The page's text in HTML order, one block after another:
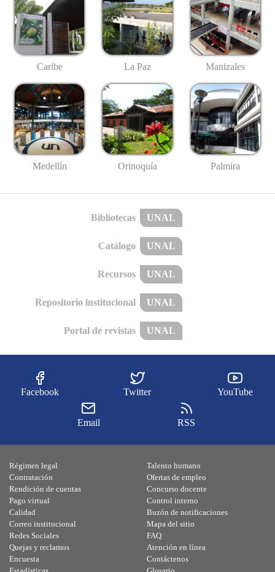
Caribe La Paz Manizales
Medellín Orinoquía Palmira
Bibliotecas UNAL
Catálogo UNAL
Recursos UNAL
Repositorio institucional UNAL
Portal de revistas UNAL
Facebook Twitter YouTube
Email RSS
Régimen legal
Contratación
Rendición de cuentas
Pago virtual
Calidad
Talento humano
Ofertas de empleo
Concurso docente
Control interno
Buzón de notificaciones
Correo institucional
Redes Sociales
Quejas y reclamos
Encuesta
Mapa del sitio
FAQ
Atención en línea
Contáctenos